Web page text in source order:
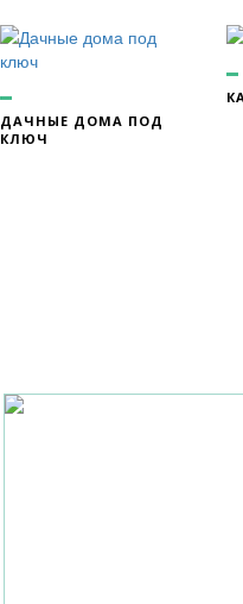
ДАЧНЫЕ ДОМА ПОД
КЛЮЧ